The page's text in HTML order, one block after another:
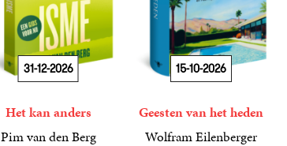
31-12-2026
Het kan anders
Pim van den Berg
15-10-2026
Geesten van het heden
Wolfram Eilenberger